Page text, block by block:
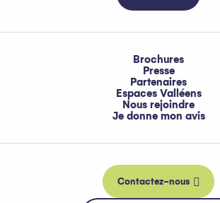
Brochures
Presse
Partenaires
Espaces Valléens
Nous rejoindre
Je donne mon avis
Contactez-nous